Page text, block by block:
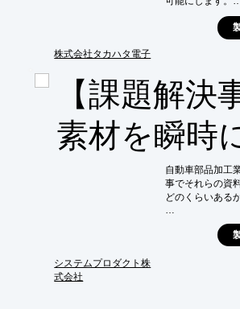
株式会社タカハタ電子
専門スタッフに
お客様自ら設
■組立部品集品
■作業の標準化
■生産性の向上
■簡単セッティン
■シングル・マ
【課題解
素材を瞬時
システムプロダクト株
式会社
自動車部品加工
事でそれらの資
どのくらいある
そこで、生産
出荷した製品